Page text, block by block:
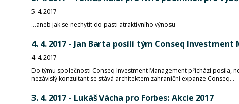
5. 4. 2017
...aneb jak se nechytit do pasti atraktivního výnosu
4. 4. 2017 - Jan Barta posílí tým Conseq
4. 4. 2017
Do týmu společnosti Conseq Investment Management přichází posila,
nezávislý konzultant se stává architektem zahraniční expanze Conseq...
3. 4. 2017 - Lukáš Vácha pro Forbes: Akcie 2017